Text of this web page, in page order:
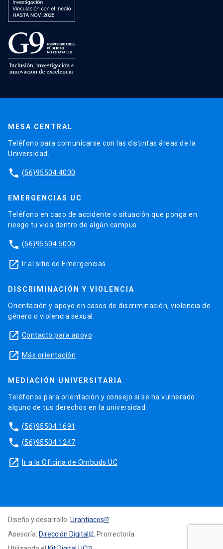
MESA CENTRAL
Teléfono para comunicarse con las distintas áreas de la
Universidad.
phone (56)95504 4000
EMERGENCIAS UC
Teléfono en caso de accidente o situación que ponga en
riesgo tu vida dentro de algún campus.
phone (56)95504 5000
launch Ir al sitio de Emergencias
DISCRIMINACIÓN Y VIOLENCIA
Orientación y apoyo en casos de discriminación, violencia de
género o violencia sexual.
launch Contacto para apoyo
launch Más orientación
MEDIACIÓN UNIVERSITARIA
Teléfonos para orientación y consejo si se ha vulnerado
alguno de tus derechos en la universidad.
phone (56)95504 1691
phone (56)95504 1247
launch Ir a la Oficina de Ombuds UC
Diseño y desarrollo: Urantiacos
Asesoría: Dirección Digital
, Prorrectoría